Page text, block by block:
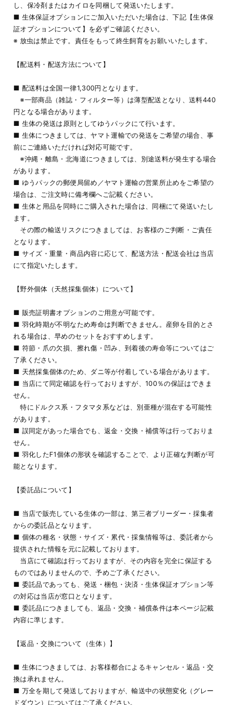
し、保冷剤またはカイロを同梱して発送いたします。
■ 生体保証オプションにご加入いただいた場合は、下記【生体保
証オプションについて】を必ずご確認ください。
※ 放虫は禁止です。責任をもって終生飼育をお願いいたします。
【配送料・配送方法について】
■ 配送料は全国一律1,300円となります。
※一部商品（雑誌・フィルター等）は薄型配送となり、送料440
円となる場合があります。
■ 生体の発送は原則としてゆうパックにて行います。
■ 生体につきましては、ヤマト運輸での発送をご希望の場合、事
前にご連絡いただければ対応可能です。
※沖縄・離島・北海道につきましては、別途送料が発生する場合
があります。
■ ゆうパックの郵便局留め／ヤマト運輸の営業所止めをご希望の
場合は、ご注文時に備考欄へご記載ください。
■ 生体と用品を同時にご購入された場合は、同梱にて発送いたし
ます。
その際の輸送リスクにつきましては、お客様のご判断・ご責任
となります。
■ サイズ・重量・商品内容に応じて、配送方法・配送会社は当店
にて指定いたします。
【野外個体（天然採集個体）について】
■ 販売証明書オプションのご用意が可能です。
■ 羽化時期が不明なため寿命は判断できません。産卵を目的とさ
れる場合は、早めのセットをおすすめします。
■ 符節・爪の欠損、擦れ傷・凹み、到着後の寿命等についてはご
了承ください。
■ 天然採集個体のため、ダニ等が付着している場合があります。
■ 当店にて同定確認を行っておりますが、100％の保証はできま
せん。
特にドルクス系・フタマタ系などは、別亜種が混在する可能性
があります。
■ 誤同定があった場合でも、返金・交換・補償等は行っておりま
せん。
■ 羽化したF1個体の形状を確認することで、より正確な判断が可
能となります。
【委託品について】
■ 当店で販売している生体の一部は、第三者ブリーダー・採集者
からの委託品となります。
■ 個体の種名・状態・サイズ・累代・採集情報等は、委託者から
提供された情報を元に記載しております。
当店にて確認は行っておりますが、その内容を完全に保証する
ものではありませんので、予めご了承ください。
■ 委託品であっても、発送・梱包・決済・生体保証オプション等
の対応は当店が窓口となります。
■ 委託品につきましても、返品・交換・補償条件は本ページ記載
内容に準じます。
【返品・交換について（生体）】
■ 生体につきましては、お客様都合によるキャンセル・返品・交
換は承れません。
■ 万全を期して発送しておりますが、輸送中の状態変化（グレー
ドダウン）についてはご了承ください。